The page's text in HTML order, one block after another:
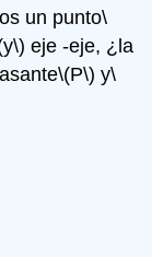
un punto\
eje -eje, ¿la
\(P\) y\